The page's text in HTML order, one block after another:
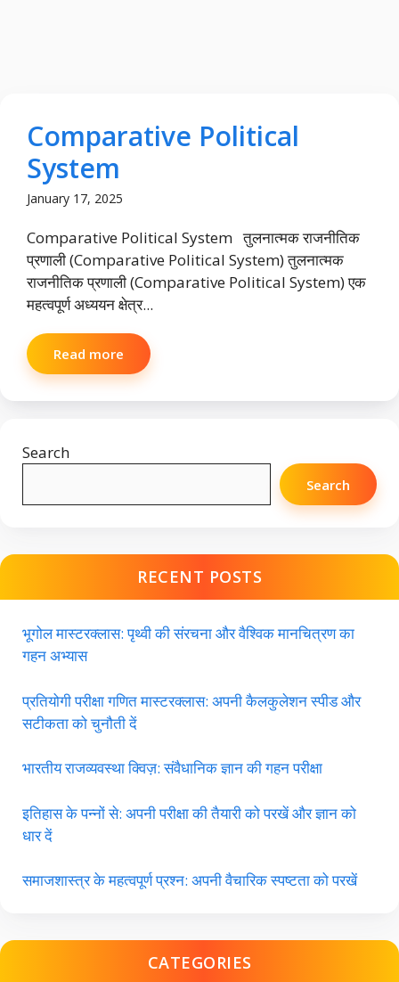
Comparative Political
System
January 17, 2025
Comparative Political System तुलनात्मक राजनीतिक
प्रणाली (Comparative Political System) तुलनात्मक
राजनीतिक प्रणाली (Comparative Political System) एक
महत्वपूर्ण अध्ययन क्षेत्र...
Read more
Search
Search
RECENT POSTS
भूगोल मास्टरक्लास: पृथ्वी की संरचना और वैश्विक मानचित्रण का
गहन अभ्यास
प्रतियोगी परीक्षा गणित मास्टरक्लास: अपनी कैलकुलेशन स्पीड और
सटीकता को चुनौती दें
भारतीय राजव्यवस्था क्विज़: संवैधानिक ज्ञान की गहन परीक्षा
इतिहास के पन्नों से: अपनी परीक्षा की तैयारी को परखें और ज्ञान को
धार दें
समाजशास्त्र के महत्वपूर्ण प्रश्न: अपनी वैचारिक स्पष्टता को परखें
CATEGORIES